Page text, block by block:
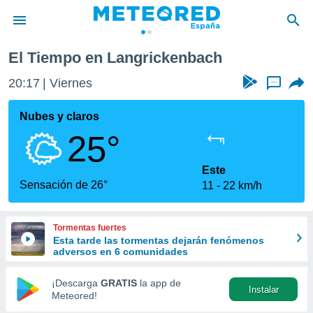
de
por
que se
calidad.
a este
las
y
forma
digital
basada
El Tiempo en Langrickenbach
20:17 Viernes ...
Nubes y claros
25°
Sensación de 26°
Este
11
22 km/h
Tormentas fuertes
Esta tarde las tormentas dejarán fenómenos
adversos en 6 comunidades
¡Descarga GRATIS la app de
Meteored!
Instalar